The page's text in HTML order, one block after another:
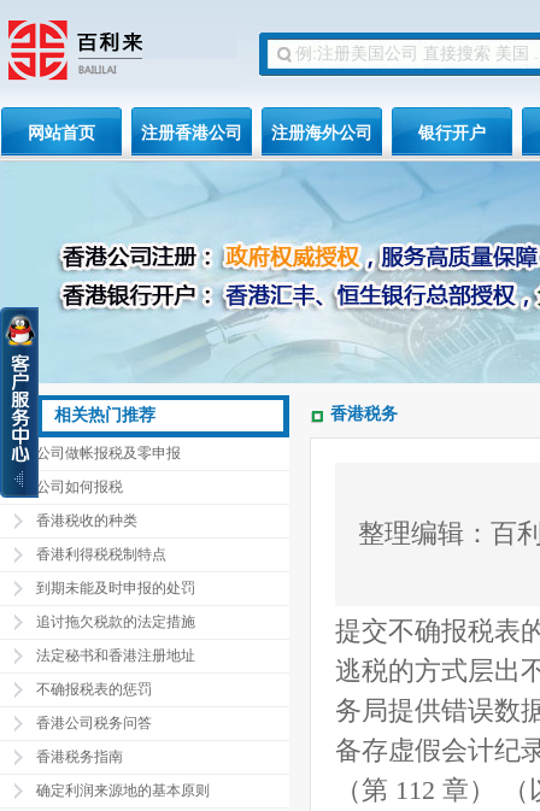
网站首页 注册香港公司 注册海外公司 银行开户
相关热门推荐
公司做帐报税及零申报
公司如何报税
香港税收的种类
香港利得税税制特点
到期未能及时申报的处罚
追讨拖欠税款的法定措施
法定秘书和香港注册地址
不确报税表的惩罚
香港公司税务问答
香港税务指南
确定利润来源地的基本原则
香港税务
整理编辑：百
提交不确报税表
逃税的方式层出
务局提供错误数
备存虚假会计纪
（第 112 章）